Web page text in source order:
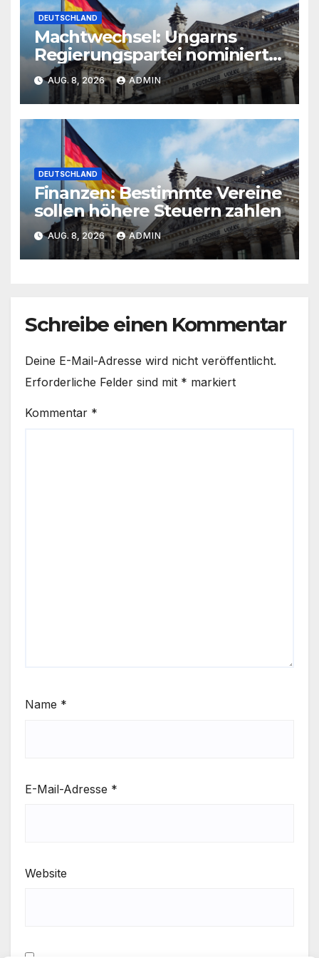
DEUTSCHLAND
Machtwechsel: Ungarns
Regierungspartei nominiert
Orban-Kritiker als
Präsidenten
AUG. 8, 2026 ADMIN
DEUTSCHLAND
Finanzen: Bestimmte Vereine
sollen höhere Steuern zahlen
AUG. 8, 2026 ADMIN
Schreibe einen Kommentar
Deine E-Mail-Adresse wird nicht veröffentlicht.
Erforderliche Felder sind mit * markiert
Kommentar *
Name *
E-Mail-Adresse *
Website